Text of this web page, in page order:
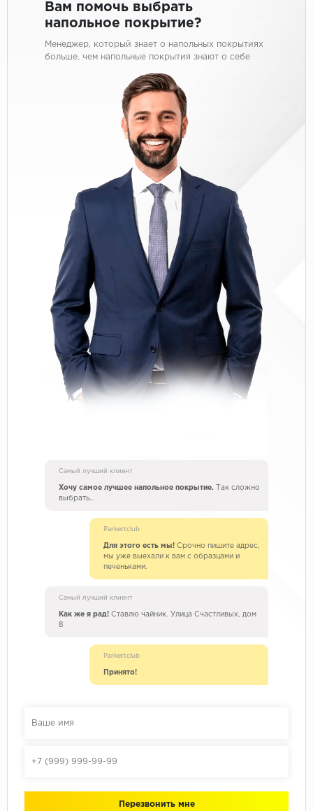
Вам помочь выбрать
напольное покрытие?
Менеджер, который знает о напольных покрытиях
больше, чем напольные покрытия знают о себе
Самый лучший клиент
Хочу самое лучшее напольное покрытие. Так сложно
выбрать…
Parkettclub
Для этого есть мы! Срочно пишите адрес,
мы уже выехали к вам с образцами и
печеньками.
Самый лучший клиент
Как же я рад! Ставлю чайник. Улица Счастливых, дом
8
Parkettclub
Принято!